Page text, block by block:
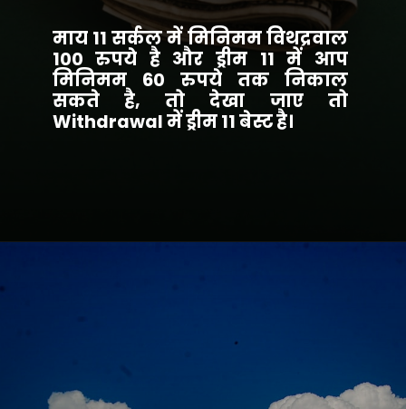
माय 11 सर्कल में मिनिमम विथद्रवाल
100 रुपये है और ड्रीम 11 में आप
मिनिमम 60 रुपये तक निकाल
सकते है, तो देखा जाए तो
Withdrawal में ड्रीम 11 बेस्ट है।